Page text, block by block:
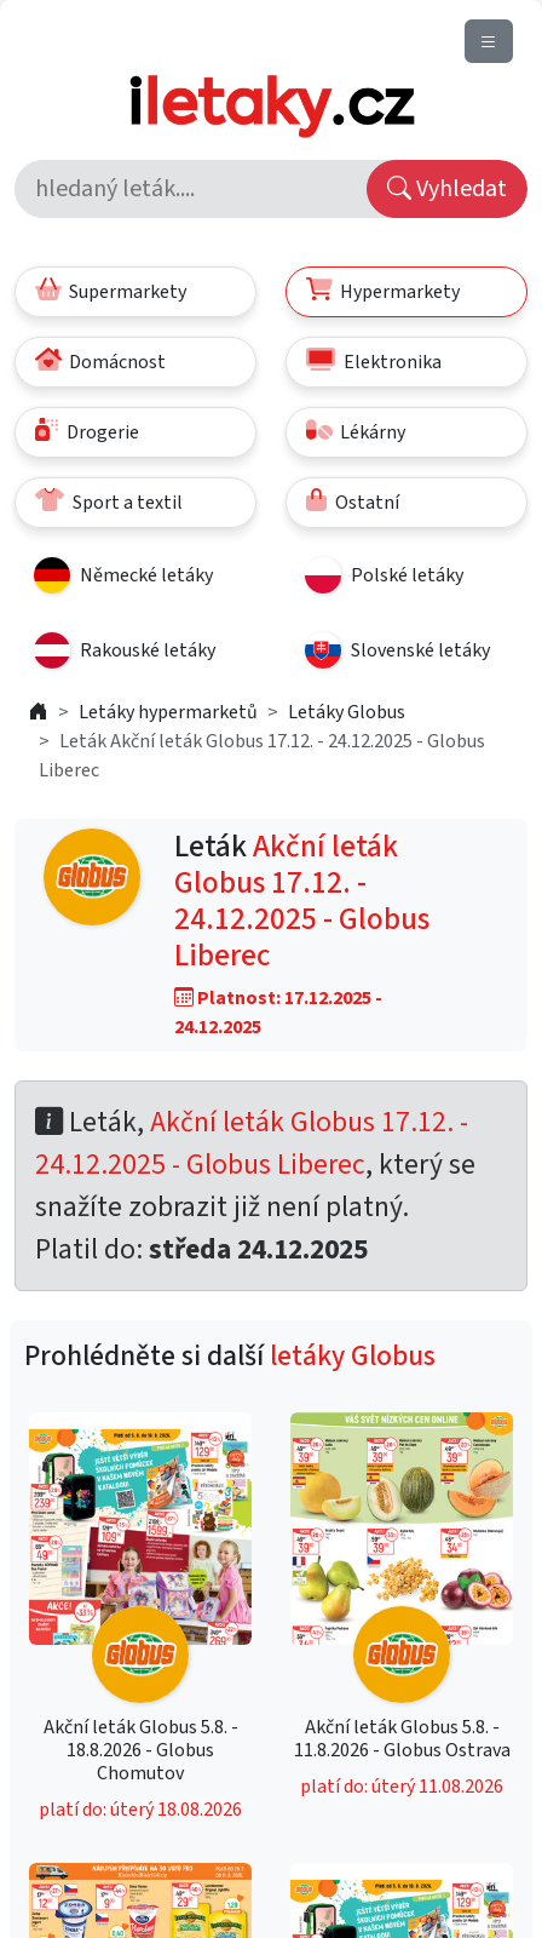
Vyhledat
Supermarkety Hypermarkety
Domácnost Elektronika
Drogerie Lékárny
Sport a textil Ostatní
Německé letáky Polské letáky
Rakouské letáky Slovenské letáky
Letáky hypermarketů
Letáky Globus
Leták Akční leták Globus 17.12. - 24.12.2025 - Globus
Liberec
LetákAkční leták
Globus 17.12. -
24.12.2025 - Globus
Liberec
Platnost: 17.12.2025 -
24.12.2025
Leták,Akční leták Globus 17.12. -
24.12.2025 - Globus Liberec, který se
snažíte zobrazit již není platný.
Platil do:středa 24.12.2025
Prohlédněte si dalšíletáky Globus
Akční leták Globus 5.8. -
18.8.2026 - Globus
Chomutov
platí do: úterý 18.08.2026
Akční leták Globus 5.8. -
11.8.2026 - Globus Ostrava
platí do: úterý 11.08.2026